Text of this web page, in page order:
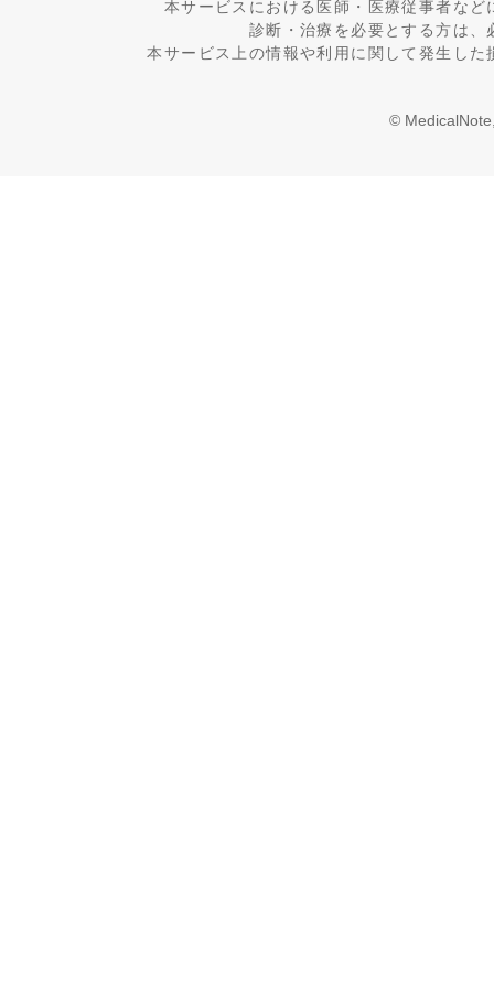
本サービスにおける医師・医療従事者な
診断・治療を必要とする方は
本サービス上の情報や利用に関して発生し
©